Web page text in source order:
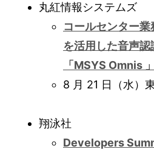
丸紅情報システムズ
コールセンター
を活用した音声
「MSYS Omnis 」
8 月 21 日（水）
翔泳社
Developers